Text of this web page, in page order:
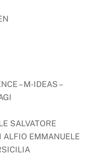
– M-IDEAS –
SALVATORE
EMMANUELE